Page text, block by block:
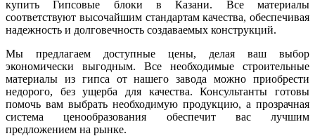
купить Гипсовые блоки в Казани. Все материалы
соответствуют высочайшим стандартам качества, обеспечивая
надежность и долговечность создаваемых конструкций.
Мы предлагаем доступные цены, делая ваш выбор
экономически выгодным. Все необходимые строительные
материалы из гипса от нашего завода можно приобрести
недорого, без ущерба для качества. Консультанты готовы
помочь вам выбрать необходимую продукцию, а прозрачная
система ценообразования обеспечит вас лучшим
предложением на рынке.